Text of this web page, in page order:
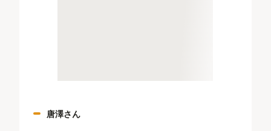
唐澤さん